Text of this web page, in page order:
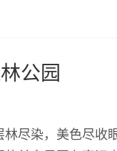
公园
尽染，美色尽收